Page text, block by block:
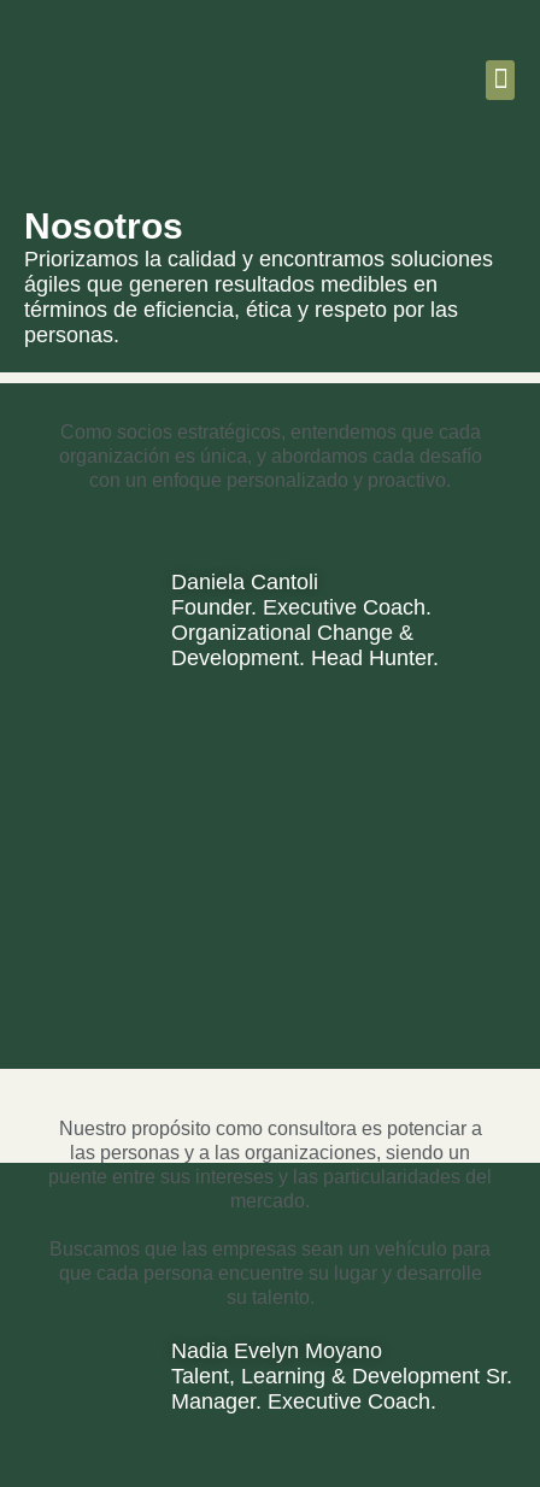
Nosotros
Priorizamos la calidad y encontramos soluciones
ágiles que generen resultados medibles en
términos de eficiencia, ética y respeto por las
personas.
Como socios estratégicos, entendemos que cada
organización es única, y abordamos cada desafío
con un enfoque personalizado y proactivo.
Daniela Cantoli
Founder. Executive Coach.
Organizational Change &
Development. Head Hunter.
Nuestro propósito como consultora es potenciar a
las personas y a las organizaciones, siendo un
puente entre sus intereses y las particularidades del
mercado.
Buscamos que las empresas sean un vehículo para
que cada persona encuentre su lugar y desarrolle
su talento.
Nadia Evelyn Moyano
Talent, Learning & Development Sr.
Manager. Executive Coach.